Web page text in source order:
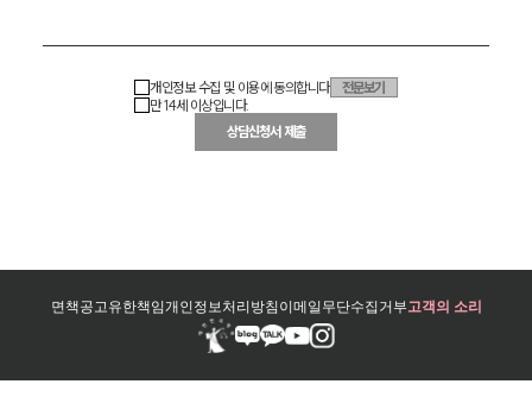
개인정보 수집 및 이용에 동의합니다
전문보기
만 14세 이상입니다.
상담신청서 제출
면책공고유한책임개인정보처리방침이메일무단수집거부고객의 소리